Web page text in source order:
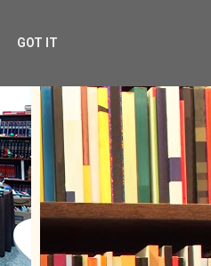
GOT IT